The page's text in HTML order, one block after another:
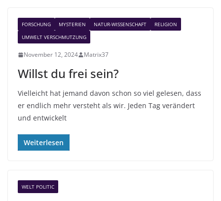
FORSCHUNG MYSTERIEN NATUR-WISSENSCHAFT
RELIGION
UMWELT VERSCHMUTZUNG
November 12, 2024 Matrix37
Willst du frei sein?
Vielleicht hat jemand davon schon so viel gelesen, dass
er endlich mehr versteht als wir. Jeden Tag verändert
und entwickelt
Weiterlesen
WELT POLITIC